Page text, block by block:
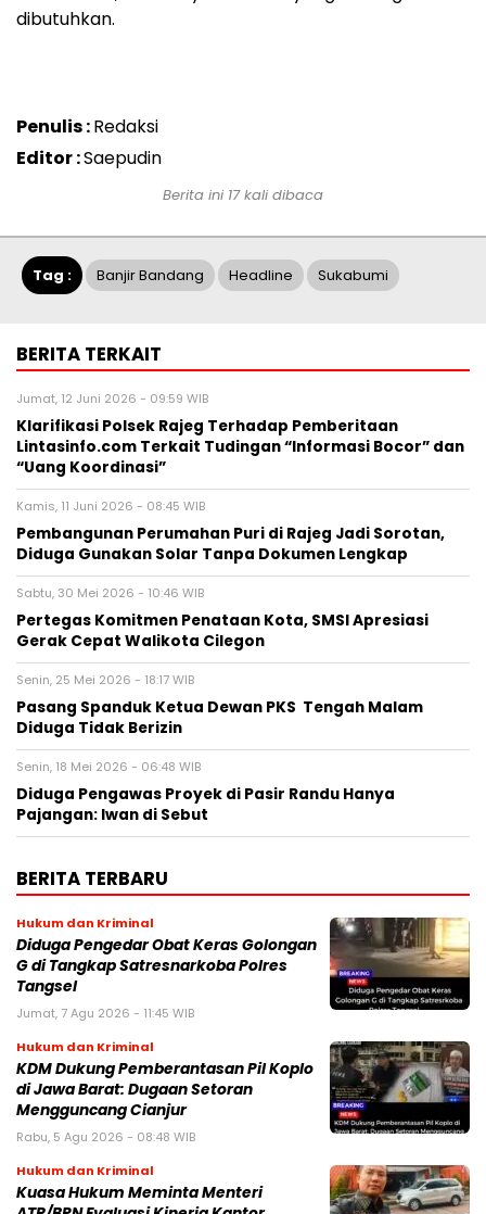
dibutuhkan.
Penulis :Redaksi
Editor :Saepudin
Berita ini 17 kali dibaca
Tag : Banjir Bandang Headline Sukabumi
BERITA TERKAIT
Jumat, 12 Juni 2026 - 09:59 WIB
Klarifikasi Polsek Rajeg Terhadap Pemberitaan
Lintasinfo.com Terkait Tudingan “Informasi Bocor” dan
“Uang Koordinasi”
Kamis, 11 Juni 2026 - 08:45 WIB
Pembangunan Perumahan Puri di Rajeg Jadi Sorotan,
Diduga Gunakan Solar Tanpa Dokumen Lengkap
Sabtu, 30 Mei 2026 - 10:46 WIB
Pertegas Komitmen Penataan Kota, SMSI Apresiasi
Gerak Cepat Walikota Cilegon
Senin, 25 Mei 2026 - 18:17 WIB
Pasang Spanduk Ketua Dewan PKS Tengah Malam
Diduga Tidak Berizin
Senin, 18 Mei 2026 - 06:48 WIB
Diduga Pengawas Proyek di Pasir Randu Hanya
Pajangan: Iwan di Sebut
BERITA TERBARU
Hukum dan Kriminal
Diduga Pengedar Obat Keras Golongan
G di Tangkap Satresnarkoba Polres
Tangsel
Jumat, 7 Agu 2026 - 11:45 WIB
Hukum dan Kriminal
KDM Dukung Pemberantasan Pil Koplo
di Jawa Barat: Dugaan Setoran
Mengguncang Cianjur
Rabu, 5 Agu 2026 - 08:48 WIB
Hukum dan Kriminal
Kuasa Hukum Meminta Menteri